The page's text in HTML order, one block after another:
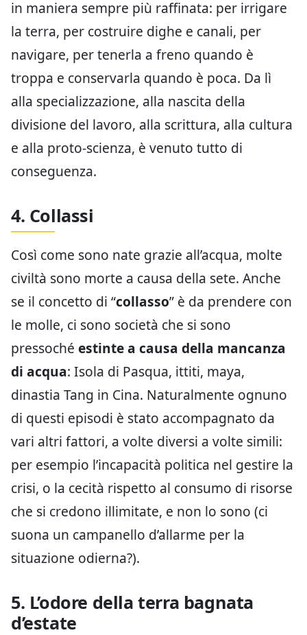
in maniera sempre più raffinata: per irrigare
la terra, per costruire dighe e canali, per
navigare, per tenerla a freno quando è
troppa e conservarla quando è poca. Da lì
alla specializzazione, alla nascita della
divisione del lavoro, alla scrittura, alla cultura
e alla proto-scienza, è venuto tutto di
conseguenza.
4. Collassi
Così come sono nate grazie all’acqua, molte
civiltà sono morte a causa della sete. Anche
se il concetto di “collasso” è da prendere con
le molle, ci sono società che si sono
pressoché estinte a causa della mancanza
di acqua: Isola di Pasqua, ittiti, maya,
dinastia Tang in Cina. Naturalmente ognuno
di questi episodi è stato accompagnato da
vari altri fattori, a volte diversi a volte simili:
per esempio l’incapacità politica nel gestire la
crisi, o la cecità rispetto al consumo di risorse
che si credono illimitate, e non lo sono (ci
suona un campanello d’allarme per la
situazione odierna?).
5. L’odore della terra bagnata
d’estate